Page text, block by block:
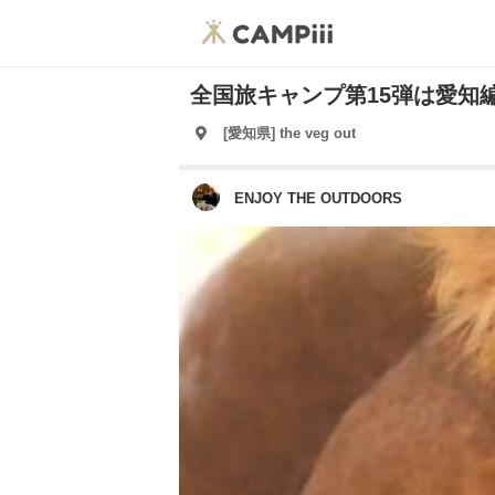
全国旅キャンプ第15弾は愛知
[愛知県] the veg out
ENJOY THE OUTDOORS